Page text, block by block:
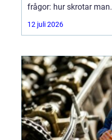
frågor: hur skrotar man
den på ett korrekt sätt,
och hur tar man tillvara
fortfarande fungerar? I
storstadsområdet kring
Stockholm har behovet
av
12 juli 2026